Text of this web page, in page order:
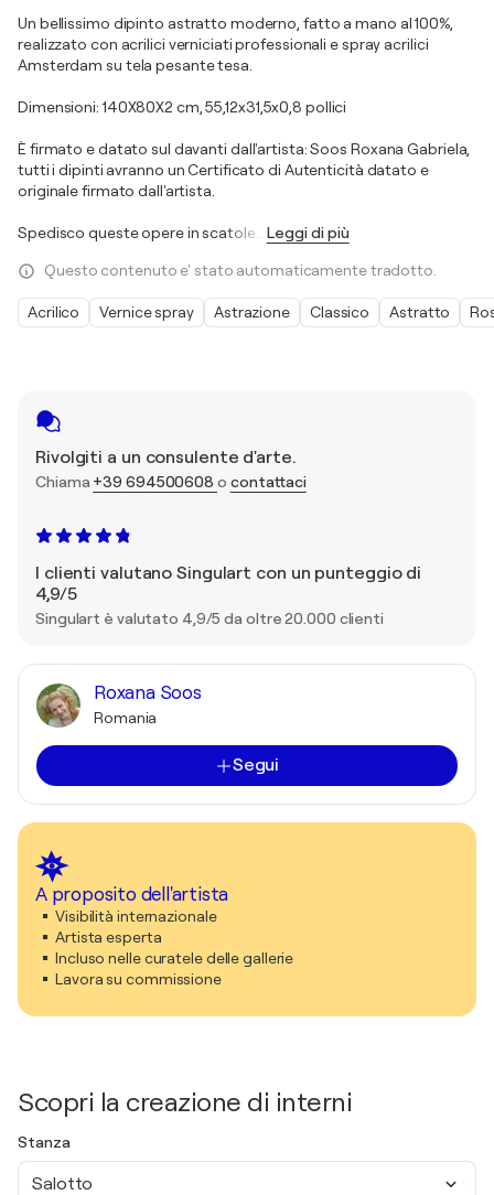
Rivolgiti a un consulente d'arte.
Chiama +39 694500608 o contattaci
I clienti valutano Singulart con un punteggio di
4,9/5
Singulart è valutato 4,9/5 da oltre 20.000 clienti
Roxana Soos
Romania
Segui
A proposito dell'artista
Visibilità internazionale
Artista esperta
Incluso nelle curatele delle gallerie
Lavora su commissione
Scopri la creazione di interni
Stanza
Salotto
Un bellissimo dipinto astratto moderno, fatto a mano al 100%,
realizzato con acrilici verniciati professionali e spray acrilici
Amsterdam su tela pesante tesa.
Dimensioni: 140X80X2 cm, 55,12x31,5x0,8 pollici
È firmato e datato sul davanti dall'artista: Soos Roxana Gabriela,
tutti i dipinti avranno un Certificato di Autenticità datato e
originale firmato dall'artista.
Spedisco queste opere in scatole Leggi di più
Questo contenuto e' stato automaticamente tradotto.
Acrilico Vernice spray Astrazione Classico Astratto